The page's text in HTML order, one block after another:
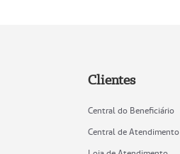
Clientes
Central do Beneficiário
Central de Atendimento